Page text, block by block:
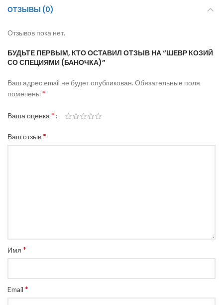
ОТЗЫВЫ (0)
Отзывов пока нет.
БУДЬТЕ ПЕРВЫМ, КТО ОСТАВИЛ ОТЗЫВ НА “ШЕВР КОЗИЙ
СО СПЕЦИЯМИ (БАНОЧКА)”
Ваш адрес email не будет опубликован. Обязательные поля
помечены *
Ваша оценка *
Ваш отзыв*
Имя *
Email *